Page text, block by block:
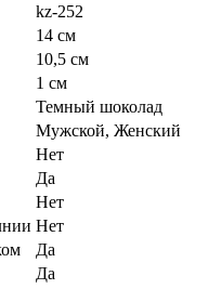
kz-252
14 см
10,5 см
1 см
Темный шоколад
Мужской, Женский
Нет
Да
Нет
Нет
Да
Да